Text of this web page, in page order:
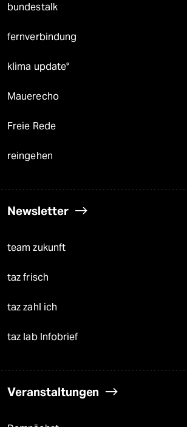
bundestalk
fernverbindung
klima update°
Mauerecho
Freie Rede
reingehen
Newsletter
team zukunft
taz frisch
taz zahl ich
taz lab Infobrief
Veranstaltungen